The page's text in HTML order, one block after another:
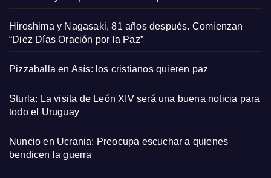
Hiroshima y Nagasaki, 81 años después. Comienzan
“Diez Días Oración por la Paz”
Pizzaballa en Asís: los cristianos quieren paz
Sturla: La visita de León XIV será una buena noticia para
todo el Uruguay
Nuncio en Ucrania: Preocupa escuchar a quienes
bendicen la guerra